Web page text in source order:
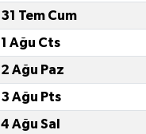
31 Tem Cum
1 Ağu Cts
2 Ağu Paz
3 Ağu Pts
4 Ağu Sal